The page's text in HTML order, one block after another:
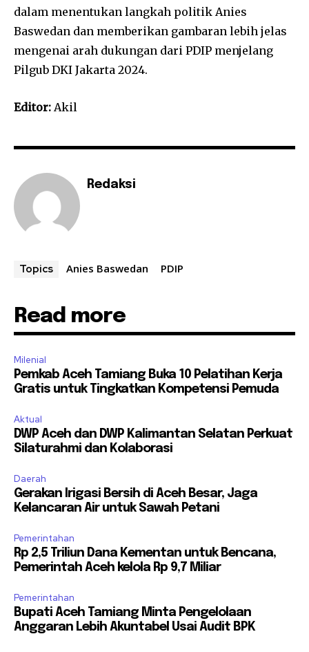
dalam menentukan langkah politik Anies
Baswedan dan memberikan gambaran lebih jelas
mengenai arah dukungan dari PDIP menjelang
Pilgub DKI Jakarta 2024.
Editor: Akil
Redaksi
Topics Anies Baswedan PDIP
Read more
Milenial
Pemkab Aceh Tamiang Buka 10 Pelatihan Kerja
Gratis untuk Tingkatkan Kompetensi Pemuda
Aktual
DWP Aceh dan DWP Kalimantan Selatan Perkuat
Silaturahmi dan Kolaborasi
Daerah
Gerakan Irigasi Bersih di Aceh Besar, Jaga
Kelancaran Air untuk Sawah Petani
Pemerintahan
Rp 2,5 Triliun Dana Kementan untuk Bencana,
Pemerintah Aceh kelola Rp 9,7 Miliar
Pemerintahan
Bupati Aceh Tamiang Minta Pengelolaan
Anggaran Lebih Akuntabel Usai Audit BPK